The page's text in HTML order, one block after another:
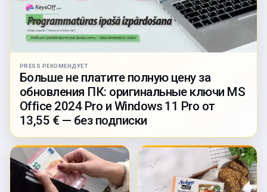
PRESS РЕКОМЕНДУЕТ
Больше не платите полную цену за
обновления ПК: оригинальные ключи MS
Office 2024 Pro и Windows 11 Pro от
13,55 € — без подписки